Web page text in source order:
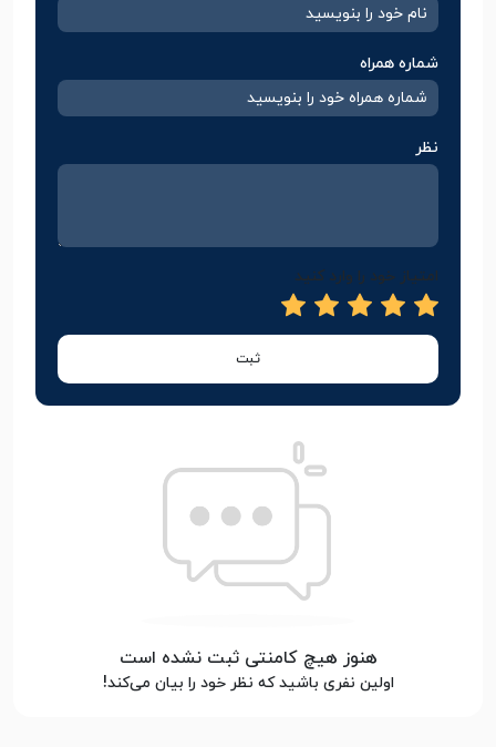
شماره همراه
نظر
امتیاز خود را وارد کنید
ثبت
هنوز هیچ کامنتی ثبت نشده است
اولین نفری باشید که نظر خود را بیان می‌کند!